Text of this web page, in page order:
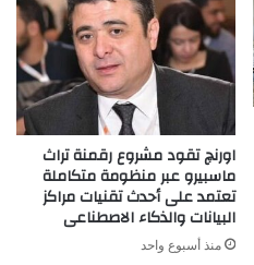
اورنچ تقود مشروع رقمنة تراث
ماسبيرو عبر منظومة متكاملة
تعتمد على أحدث تقنيات مراكز
البيانات والذكاء الاصطناعى
منذ أسبوع واحد